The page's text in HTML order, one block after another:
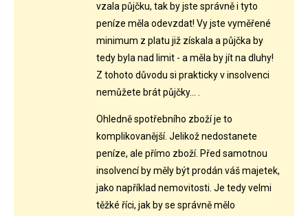
vzala půjčku, tak by jste správně i tyto
peníze měla odevzdat! Vy jste vyměřené
minimum z platu již získala a půjčka by
tedy byla nad limit - a měla by jít na dluhy!
Z tohoto důvodu si prakticky v insolvenci
nemůžete brát půjčky... .
Ohledně spotřebního zboží je to
komplikovanější. Jelikož nedostanete
peníze, ale přímo zboží. Před samotnou
insolvencí by měly být prodán váš majetek,
jako například nemovitosti. Je tedy velmi
těžké říci, jak by se správně mělo